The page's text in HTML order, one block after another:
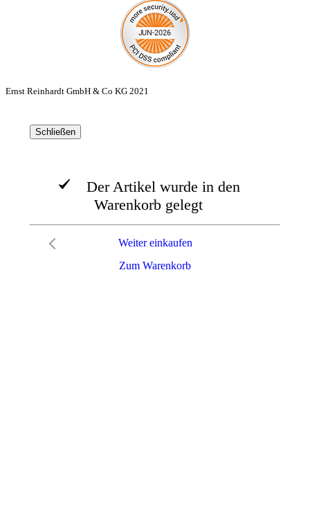
Ernst Reinhardt GmbH & Co KG 2021
Schließen
Der Artikel wurde in den
Warenkorb gelegt
Zum Warenkorb
Weiter einkaufen